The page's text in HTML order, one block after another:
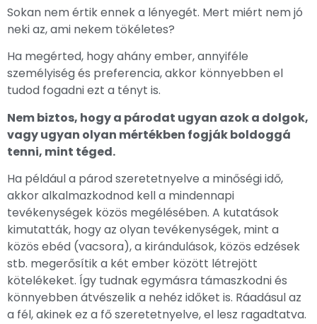
Sokan nem értik ennek a lényegét. Mert miért nem jó
neki az, ami nekem tökéletes?
Ha megérted, hogy ahány ember, annyiféle
személyiség és preferencia, akkor könnyebben el
tudod fogadni ezt a tényt is.
Nem biztos, hogy a párodat ugyan azok a dolgok,
vagy ugyan olyan mértékben fogják boldoggá
tenni, mint téged.
Ha például a párod szeretetnyelve a minőségi idő,
akkor alkalmazkodnod kell a mindennapi
tevékenységek közös megélésében. A kutatások
kimutatták, hogy az olyan tevékenységek, mint a
közös ebéd (vacsora), a kirándulások, közös edzések
stb. megerősítik a két ember között létrejött
kötelékeket. Így tudnak egymásra támaszkodni és
könnyebben átvészelik a nehéz időket is. Ráadásul az
a fél, akinek ez a fő szeretetnyelve, el lesz ragadtatva.